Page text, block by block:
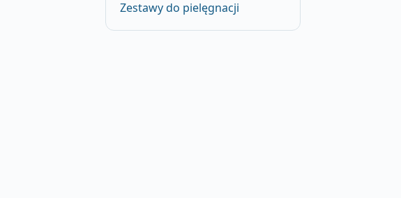
Zestawy do pielęgnacji